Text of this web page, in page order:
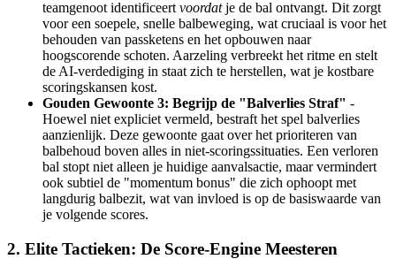
teamgenoot identificeert voordatje de bal ontvangt. Dit zorgt
voor een soepele, snelle balbeweging, wat cruciaal is voor het
behouden van passketens en het opbouwen naar
hoogscorende schoten. Aarzeling verbreekt het ritme en stelt
de AI-verdediging in staat zich te herstellen, wat je kostbare
scoringskansen kost.
Gouden Gewoonte 3: Begrijp de "Balverlies Straf" -
Hoewel niet expliciet vermeld, bestraft het spel balverlies
aanzienlijk. Deze gewoonte gaat over het prioriteren van
balbehoud boven alles in niet-scoringssituaties. Een verloren
bal stopt niet alleen je huidige aanvalsactie, maar vermindert
ook subtiel de "momentum bonus" die zich ophoopt met
langdurig balbezit, wat van invloed is op de basiswaarde van
je volgende scores.
2. Elite Tactieken: De Score-Engine Meesteren